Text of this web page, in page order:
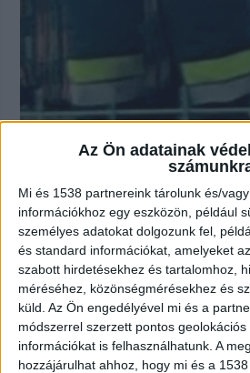
Az Ön adatainak
Mi és 1538 partnereink tárolunk és/
információkhoz egy eszközön, például
személyes adatokat dolgozunk fel,
és standard információkat, amelyeket
szabott hirdetésekhez és tartalomhoz,
méréséhez, közönségmérésekhez és
küld. Az Ön engedélyével mi és a
módszerrel szerzett pontos
információkat is felhasználhatunk. A
hozzájárulhat ahhoz, hogy mi és a
Szívrohamban
mentősök küzdenek
2026.07.30. 9:26
Szívrohamot kaphatott az a 82